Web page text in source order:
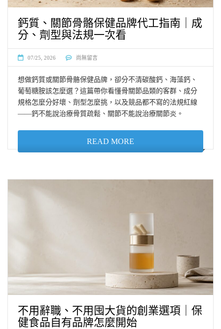
鈣質、關節骨骼保健品牌代工指南｜成
分、劑型與法規一次看
07/25, 2026 尚無留言
想做鈣質或關節骨骼保健品牌，卻分不清碳酸鈣、海藻鈣、
葡萄糖胺該怎麼選？這篇帶你看懂骨關節品類的客群、成分
規格怎麼分好壞、劑型怎麼挑，以及競品都不寫的法規紅線
——鈣不能說治療骨質疏鬆、關節不能說治療關節炎。
READ MORE
不用辭職、不用囤大貨的創業選項｜保
健食品自有品牌怎麼開始